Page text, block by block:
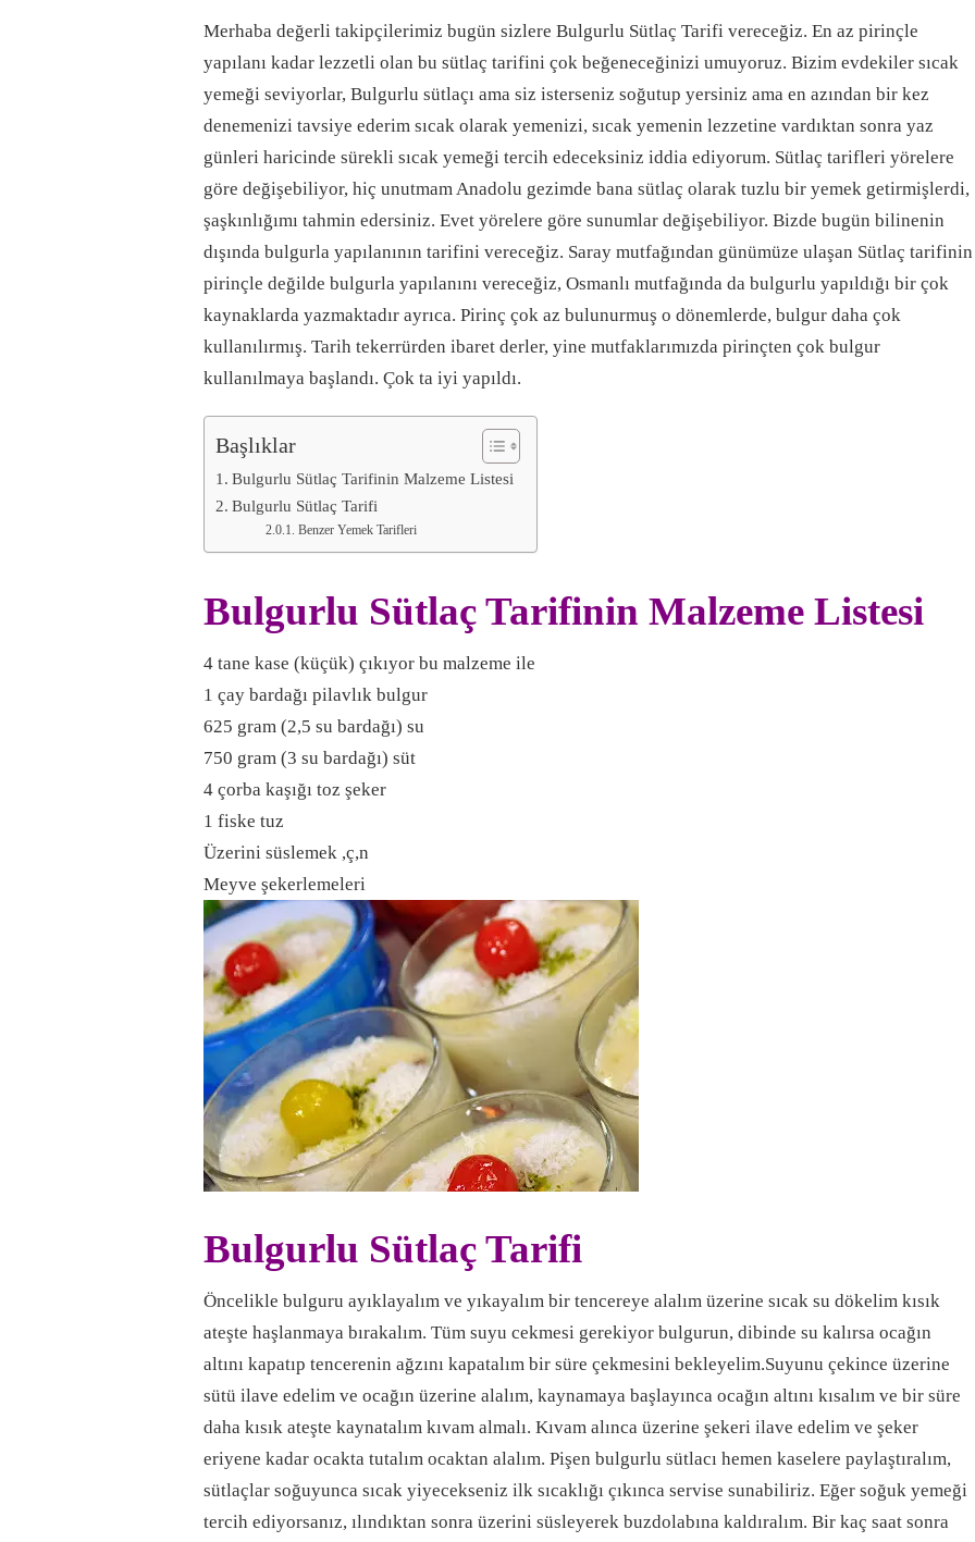
Merhaba değerli takipçilerimiz bugün sizlere Bulgurlu Sütlaç Tarifi vereceğiz. En az pirinçle
yapılanı kadar lezzetli olan bu sütlaç tarifini çok beğeneceğinizi umuyoruz. Bizim evdekiler sıcak
yemeği seviyorlar, Bulgurlu sütlaçı ama siz isterseniz soğutup yersiniz ama en azından bir kez
denemenizi tavsiye ederim sıcak olarak yemenizi, sıcak yemenin lezzetine vardıktan sonra yaz
günleri haricinde sürekli sıcak yemeği tercih edeceksiniz iddia ediyorum. Sütlaç tarifleri yörelere
göre değişebiliyor, hiç unutmam Anadolu gezimde bana sütlaç olarak tuzlu bir yemek getirmişlerdi,
şaşkınlığımı tahmin edersiniz. Evet yörelere göre sunumlar değişebiliyor. Bizde bugün bilinenin
dışında bulgurla yapılanının tarifini vereceğiz. Saray mutfağından günümüze ulaşan Sütlaç tarifinin
pirinçle değilde bulgurla yapılanını vereceğiz, Osmanlı mutfağında da bulgurlu yapıldığı bir çok
kaynaklarda yazmaktadır ayrıca. Pirinç çok az bulunurmuş o dönemlerde, bulgur daha çok
kullanılırmış. Tarih tekerrürden ibaret derler, yine mutfaklarımızda pirinçten çok bulgur
kullanılmaya başlandı. Çok ta iyi yapıldı.
Başlıklar
Bulgurlu Sütlaç Tarifinin Malzeme Listesi
Bulgurlu Sütlaç Tarifi
Benzer Yemek Tarifleri
Bulgurlu Sütlaç Tarifinin Malzeme Listesi
4 tane kase (küçük) çıkıyor bu malzeme ile
1 çay bardağı pilavlık bulgur
625 gram (2,5 su bardağı) su
750 gram (3 su bardağı) süt
4 çorba kaşığı toz şeker
1 fiske tuz
Üzerini süslemek ,ç,n
Meyve şekerlemeleri
Bulgurlu Sütlaç Tarifi
Öncelikle bulguru ayıklayalım ve yıkayalım bir tencereye alalım üzerine sıcak su dökelim kısık
ateşte haşlanmaya bırakalım. Tüm suyu cekmesi gerekiyor bulgurun, dibinde su kalırsa ocağın
altını kapatıp tencerenin ağzını kapatalım bir süre çekmesini bekleyelim.Suyunu çekince üzerine
sütü ilave edelim ve ocağın üzerine alalım, kaynamaya başlayınca ocağın altını kısalım ve bir süre
daha kısık ateşte kaynatalım kıvam almalı. Kıvam alınca üzerine şekeri ilave edelim ve şeker
eriyene kadar ocakta tutalım ocaktan alalım. Pişen bulgurlu sütlacı hemen kaselere paylaştıralım,
sütlaçlar soğuyunca sıcak yiyecekseniz ilk sıcaklığı çıkınca servise sunabiliriz. Eğer soğuk yemeği
tercih ediyorsanız, ılındıktan sonra üzerini süsleyerek buzdolabına kaldıralım. Bir kaç saat sonra